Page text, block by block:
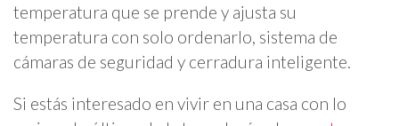
temperatura que se prende y ajusta su
temperatura con solo ordenarlo, sistema de
cámaras de seguridad y cerradura inteligente.
Si estás interesado en vivir en una casa con lo